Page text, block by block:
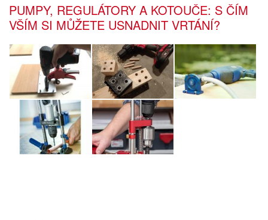
PUMPY, REGULÁTORY A KOTOUČE: S ČÍM
VŠÍM SI MŮŽETE USNADNIT VRTÁNÍ?